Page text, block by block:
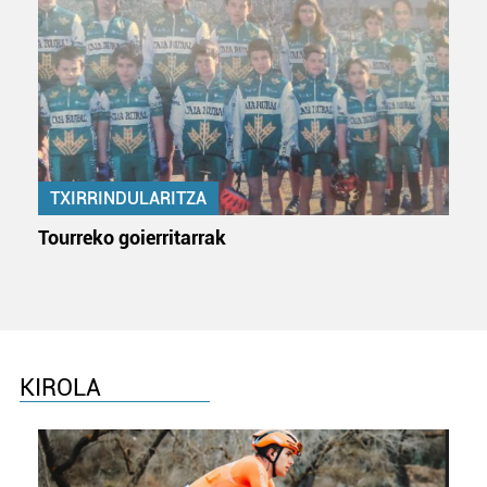
zure baimena Cookieen adierazpenean.
Webgune honek cookie propioak eta hirugarrenen cookie-
fitxategiak erabiltzen ditu. Zure esperientzia eta
zerbitzuak hobetzeko asmoz, cookie teknologiaz
baliatzen gara. Ohar hau onartuz gero, teknologia hori
erabiltzeko baimen esplizitua ematen diguzu.
Gehiago
irakurri
TXIRRINDULARITZA
Tourreko goierritarrak
KIROLA